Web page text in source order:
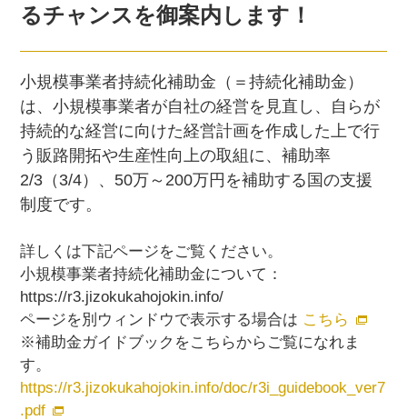
るチャンスを御案内します！
小規模事業者持続化補助金（＝持続化補助金）
は、小規模事業者が自社の経営を見直し、自らが
持続的な経営に向けた経営計画を作成した上で行
う販路開拓や生産性向上の取組に、補助率
2/3（3/4）、50万～200万円を補助する国の支援
制度です。
詳しくは下記ページをご覧ください。
小規模事業者持続化補助金について：
https://r3.jizokukahojokin.info/
ページを別ウィンドウで表示する場合は こちら
※補助金ガイドブックをこちらからご覧になれま
す。
https://r3.jizokukahojokin.info/doc/r3i_guidebook_ver7
.pdf​